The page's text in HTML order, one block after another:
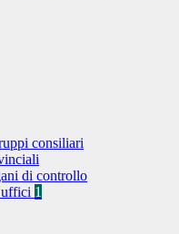
consiliari
di controllo
1